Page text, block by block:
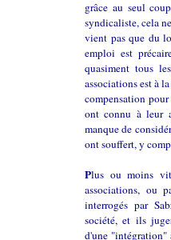
grâce au seul
syndicaliste, cela
vient pas que du
emploi est
quasiment tous
associations est à
compensation
ont connu à leur
manque de
ont souffert, y
Plus ou moins
associations, ou
interrogés par
société, et ils
d'une "intégration"